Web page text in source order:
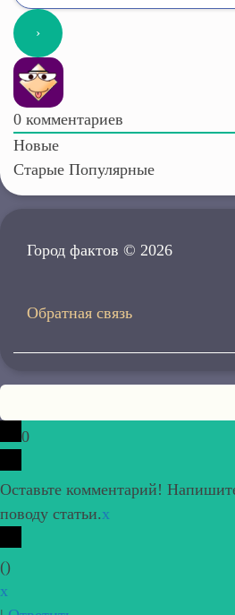
0 комментариев
Новые
Старые Популярные
Город фактов © 2026
Обратная связь
0
Оставьте комментарий!
поводу статьи.x
()
x